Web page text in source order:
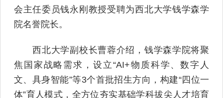
会主任委员钱永刚教授受聘为西北大学钱学森学
院名誉院长。
西北大学副校长曹蓉介绍，钱学森学院将聚
焦国家战略需求，设立“AI+物质科学、数字人
文、具身智能”等3个首批招生方向，构建“四位一
体”育人模式，全方位夯实基础学科拔尖人才培育